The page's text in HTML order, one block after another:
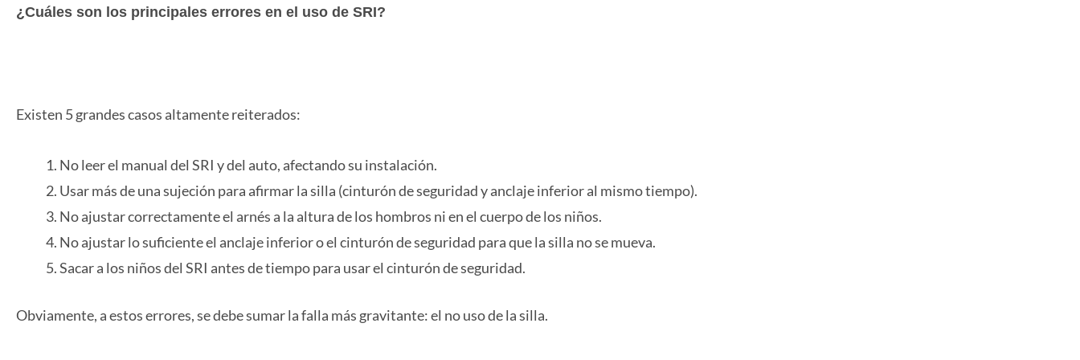
¿Cuáles son los principales errores en el uso de SRI?
Existen 5 grandes casos altamente reiterados:
No leer el manual del SRI y del auto, afectando su instalación.
Usar más de una sujeción para afirmar la silla (cinturón de seguridad y anclaje inferior al mismo tiempo).
No ajustar correctamente el arnés a la altura de los hombros ni en el cuerpo de los niños.
No ajustar lo suficiente el anclaje inferior o el cinturón de seguridad para que la silla no se mueva.
⁠Sacar a los niños del SRI antes de tiempo para usar el cinturón de seguridad.
Obviamente, a estos errores, se debe sumar la falla más gravitante: el no uso de la silla.